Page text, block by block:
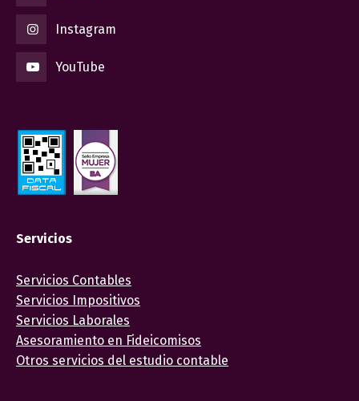
Instagram
YouTube
Servicios
Servicios Contables
Servicios Impositivos
Servicios Laborales
Asesoramiento en Fideicomisos
Otros servicios del estudio contable